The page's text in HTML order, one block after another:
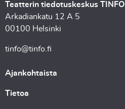
Teatterin tiedotuskeskus TINFO
Arkadiankatu 12 A 5
00100 Helsinki
tinfo@tinfo.fi
Ajankohtaista
Tietoa